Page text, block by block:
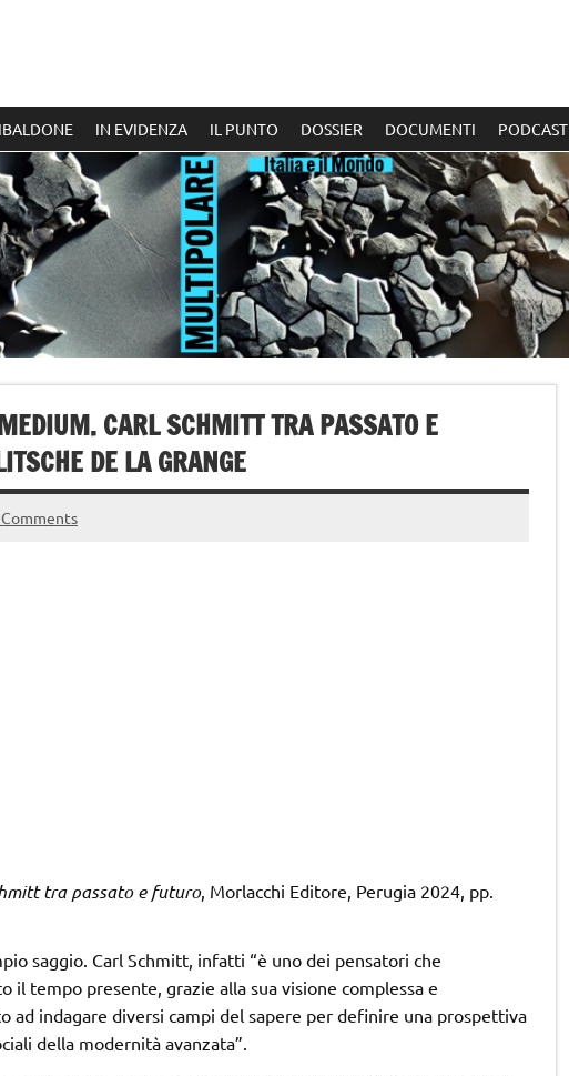
IN EVIDENZA IL PUNTO DOSSIER DOCUMENTI PODCAST
CARL SCHMITT TRA PASSATO E
DE LA GRANGE
tra passato e futuro, Morlacchi Editore, Perugia 2024, pp.
saggio. Carl Schmitt, infatti “è uno dei pensatori che
tempo presente, grazie alla sua visione complessa e
indagare diversi campi del sapere per definire una prospettiva
della modernità avanzata”.